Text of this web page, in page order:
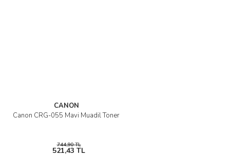
CANON
Canon CRG-055 Mavi Muadil Toner
744,90 TL
521,43 TL